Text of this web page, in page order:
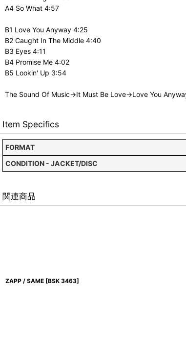
A4 So What 4:57
B1 Love You Anyway 4:25
B2 Caught In The Middle 4:40
B3 Eyes 4:11
B4 Promise Me 4:02
B5 Lookin' Up 3:54
The Sound Of Music→It Must Be Love→Love You
Item Specifics
FORMAT
CONDITION - JACKET/DISC
関連商品
ZAPP / SAME [BSK 3463]